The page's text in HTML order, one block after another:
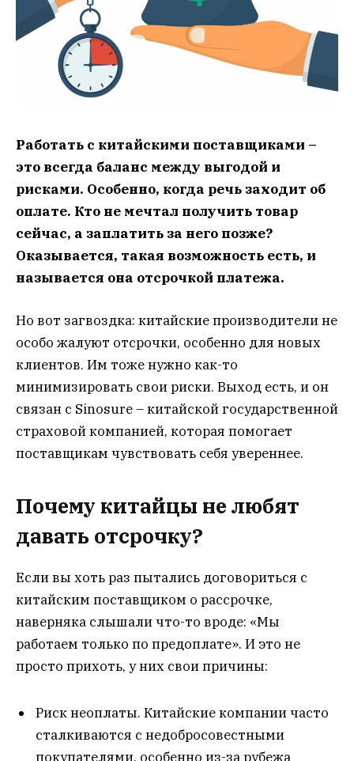
Работать с китайскими поставщиками –
это всегда баланс между выгодой и
рисками. Особенно, когда речь заходит об
оплате. Кто не мечтал получить товар
сейчас, а заплатить за него позже?
Оказывается, такая возможность есть, и
называется она отсрочкой платежа.
Но вот загвоздка: китайские производители не
особо жалуют отсрочки, особенно для новых
клиентов. Им тоже нужно как-то
минимизировать свои риски. Выход есть, и он
связан с Sinosure – китайской государственной
страховой компанией, которая помогает
поставщикам чувствовать себя увереннее.
Почему китайцы не любят
давать отсрочку?
Если вы хоть раз пытались договориться с
китайским поставщиком о рассрочке,
наверняка слышали что-то вроде: «Мы
работаем только по предоплате». И это не
просто прихоть, у них свои причины:
Риск неоплаты. Китайские компании часто
сталкиваются с недобросовестными
покупателями, особенно из-за рубежа